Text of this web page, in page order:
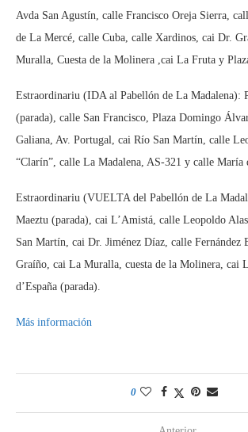
Avda San Agustín, calle Francisco Oreja Sierra,
de La Mercé, calle Cuba, calle Xardinos, cai Dr.
Muralla, Cuesta de la Molinera ,cai La Fruta y Plaza
Estraordinariu (IDA al Pabellón de La Madalena):
(parada), calle San Francisco, Plaza Domingo
Galiana, Av. Portugal, cai Río San Martín, calle
“Clarín”, calle La Madalena, AS-321 y calle María
Estraordinariu (VUELTA del Pabellón de La
Maeztu (parada), cai L’Amistá, calle Leopoldo
San Martín, cai Dr. Jiménez Díaz, calle Fernández
Graíño, cai La Muralla, cuesta de la Molinera, cai
d’España (parada).
Más información
0